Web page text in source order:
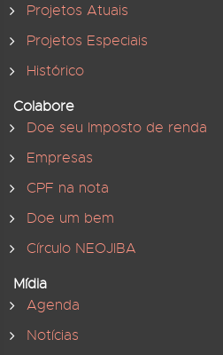
Projetos Atuais
Projetos Especiais
Histórico
Colabore
Doe seu Imposto de renda
Empresas
CPF na nota
Doe um bem
Círculo NEOJIBA
Mídia
Agenda
Notícias